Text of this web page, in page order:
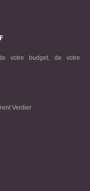
votre budget, de votre
Verdier